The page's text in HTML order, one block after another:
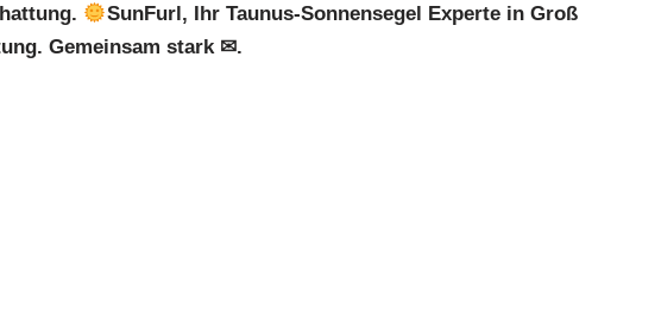
SunFurl, Ihr Taunus-Sonnensegel Experte in Groß
Gemeinsam stark ✉.